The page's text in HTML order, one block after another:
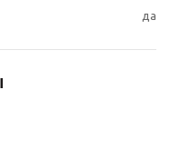
да